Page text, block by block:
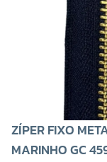
ZÍPER FIXO
MARINHO GC